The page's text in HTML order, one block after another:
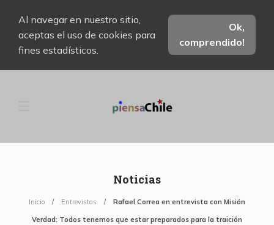
Al navegar en nuestro sitio,
aceptas el uso de cookies para
fines estadísticos.
Ok,
comprendido!
Noticias
Inicio Entrevistas Rafael Correa en entrevista con Misión
Verdad: Todos tenemos que estar preparados para la traición